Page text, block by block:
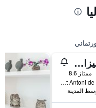
اي ا ر سٕيبٕيزا هوتل - ٔلبالغس ٔنلي +16
ممتاز 8.6
Carretera Cala Gracio (Cami Del Portixol 1) Sant Antoni de Portmany, Ibiza, بلدية سان أنطوني دي بورتماني, إيبيزا, أسبانيا